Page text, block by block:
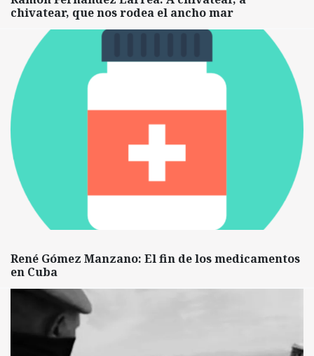
chivatear, que nos rodea el ancho mar
René Gómez Manzano: El fin de los medicamentos
en Cuba